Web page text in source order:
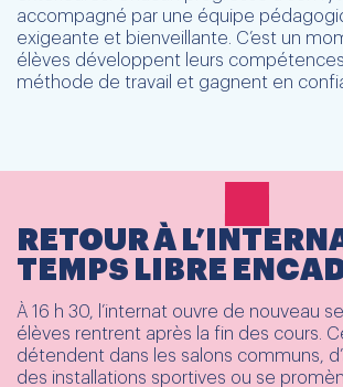
accompagné par une équipe
exigeante et bienveillante. C’est un
élèves développent leurs
méthode de travail et gagnent en
RETOUR À
TEMPS LIBRE
À 16 h 30, l’internat ouvre de nouveau
élèves rentrent après la fin des cours.
détendent dans les salons communs,
des installations sportives ou se